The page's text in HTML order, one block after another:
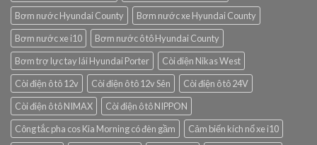
Bơm nước Hyundai County
Bơm nước xe Hyundai County
Bơm nước xe i10
Bơm nước ô tô Hyundai County
Bơm trợ lực tay lái Hyundai Porter
Còi điện Nikas West
Còi điện ô tô 12v
Còi điện ô tô 12v Sên
Còi điện ô tô 24V
Còi điện ô tô NIMAX
Còi điện ô tô NIPPON
Công tắc pha cos Kia Morning có đèn gầm
Cảm biến kích nổ xe i10